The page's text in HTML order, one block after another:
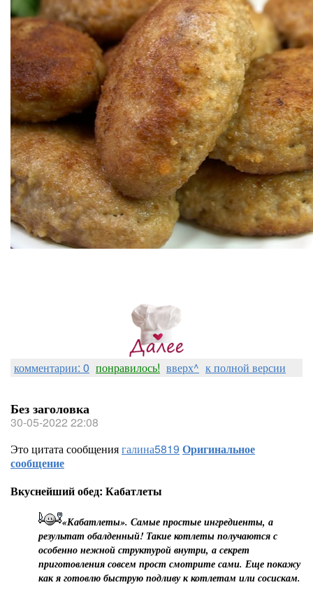
комментарии: 0 понравилось! вверх^ к полной версии
Без заголовка
30-05-2022 22:08
Это цитата сообщениягалина5819 Оригинальное
сообщение
Вкуснейший обед: Кабатлеты
«Кабатлеты». Самые простые ингредиенты, а
результат обалденный! Такие котлеты получаются с
особенно нежной структурой внутри, а секрет
приготовления совсем прост смотрите сами. Еще покажу
как я готовлю быструю подливу к котлетам или сосискам.